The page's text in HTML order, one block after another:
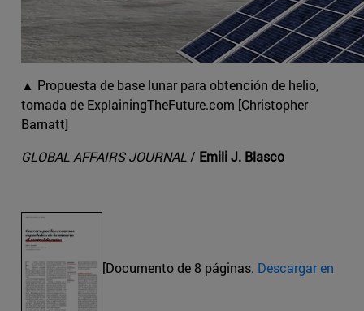
▲ Propuesta de base lunar para obtención de helio,
tomada de ExplainingTheFuture.com [Christopher
Barnatt]
GLOBAL AFFAIRS JOURNAL / Emili J. Blasco
[Documento de 8 páginas. Descargar en